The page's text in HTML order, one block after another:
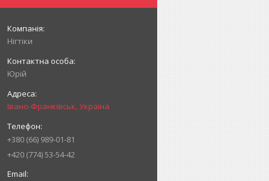
Нігтіки
Юрій
Івано-Франківськ, Україна
+380 (66) 989-01-81
+420 (774) 53-54-42